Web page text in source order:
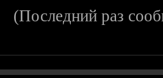
(Последний раз